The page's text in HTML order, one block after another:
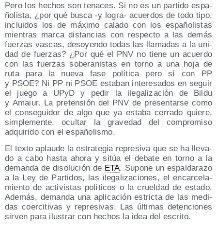
Pero los hechos son tena­ces. Si no es un par­ti­do espa­
ño­lis­ta, ¿por qué bus­ca ‑y logra- acuer­dos de todo tipo,
inclui­dos los de máxi­mo cala­do con los espa­ño­lis­tas
mien­tras mar­ca dis­tan­cias con res­pec­to a las demás
fuer­zas vas­cas, des­oyen­do todas las lla­ma­das a la uni­
dad de fuer­zas? ¿Por qué el PNV no tie­ne un acuer­do
con las fuer­zas sobe­ra­nis­tas en torno a una hoja de
ruta para la nue­va fase polí­ti­ca pero sí con PP
y PSOE? Ni PP ni PSOE esta­ban intere­sa­dos en seguir
el jue­go a UPyD y pedir la ile­ga­li­za­ción de Bil­du
y Amaiur. La pre­ten­sión del PNV de pre­sen­tar­se como
el con­se­gui­dor de algo que ya esta­ba cerra­do quie­re,
sim­ple­men­te, ocul­tar la gra­ve­dad del com­pro­mi­so
adqui­ri­do con el españolismo.
El tex­to aplau­de la estra­te­gia repre­si­va que se ha lle­va­
do a cabo has­ta aho­ra y sitúa el deba­te en torno a la
deman­da de diso­lu­ción de ETA. Supo­ne un espal­da­ra­zo
a la Ley de Par­ti­dos, las ile­ga­li­za­cio­nes, el encar­ce­la­
mien­to de acti­vis­tas polí­ti­cos o la cruel­dad de esta­do.
Ade­más, deman­da una apli­ca­ción estric­ta de las medi­
das coer­ci­ti­vas y repre­si­vas. Las últi­mas deten­cio­nes
sir­ven para ilus­trar con hechos la idea del escrito.